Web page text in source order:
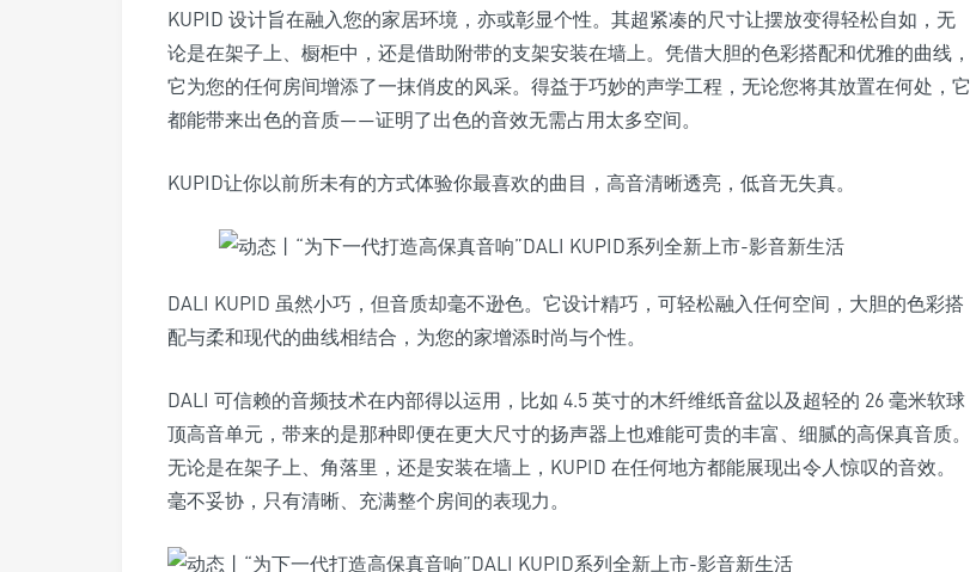
KUPID 设计旨在融入您的家居环境，亦或彰显个性。其超紧凑的尺寸让摆放变得轻松自如，无
论是在架子上、橱柜中，还是借助附带的支架安装在墙上。凭借大胆的色彩搭配和优雅的曲线，
它为您的任何房间增添了一抹俏皮的风采。得益于巧妙的声学工程，无论您将其放置在何处，它
都能带来出色的音质——证明了出色的音效无需占用太多空间。
KUPID让你以前所未有的方式体验你最喜欢的曲目，高音清晰透亮，低音无失真。
DALI KUPID 虽然小巧，但音质却毫不逊色。它设计精巧，可轻松融入任何空间，大胆的色彩搭
配与柔和现代的曲线相结合，为您的家增添时尚与个性。
DALI 可信赖的音频技术在内部得以运用，比如 4.5 英寸的木纤维纸音盆以及超轻的 26 毫米软球
顶高音单元，带来的是那种即便在更大尺寸的扬声器上也难能可贵的丰富、细腻的高保真音质。
无论是在架子上、角落里，还是安装在墙上，KUPID 在任何地方都能展现出令人惊叹的音效。
毫不妥协，只有清晰、充满整个房间的表现力。